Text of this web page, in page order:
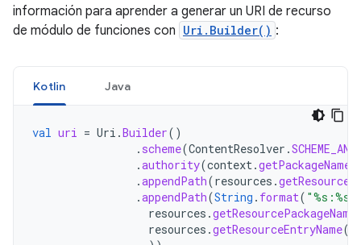
información para aprender a generar un URI de recurso
de módulo de funciones con Uri.Builder() :
Kotlin Java
val uri = Uri .Builder()
. scheme(ContentResolver .
.authority(context.getPackageName
.appendPath(resources .
.appendPath(String . format( "%s:%s"
resources .getResourcePackageName
resources .getResourceEntryName(